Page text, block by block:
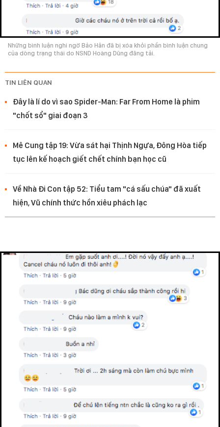
Những bình luận nghi ngờ Bảo Hân đã bị xóa khỏi phần bình luận chung
của dòng trạng thái do NSND Hoàng Dũng đăng tải.
TIN LIÊN QUAN
Đây là lí do vì sao Spider-Man: Far From Home là phim
"chốt sổ" giai đoạn 3
Mê Cung tập 19: Vừa sát hại Thịnh Ngựa, Đông Hòa tiếp
tục lên kế hoạch giết chết chính bạn học cũ
Về Nhà Đi Con tập 52: Tiểu tam "cá sấu chúa" đã xuất
hiện, Vũ chính thức hồn xiêu phách lạc